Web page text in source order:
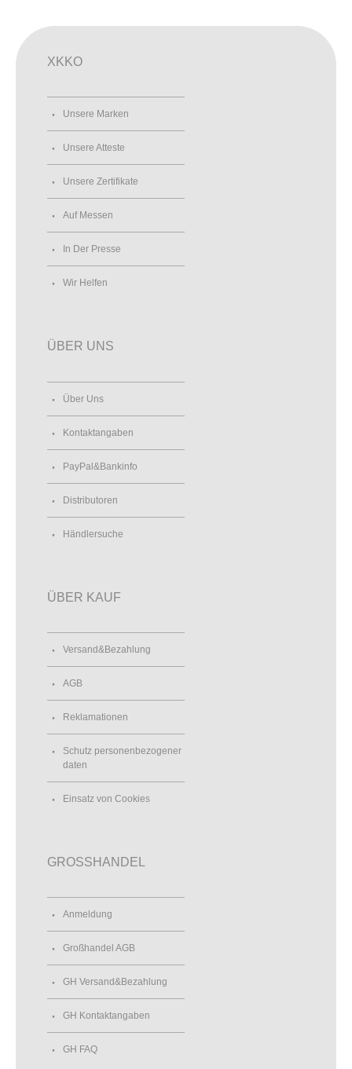
XKKO
Unsere Marken
Unsere Atteste
Unsere Zertifikate
Auf Messen
In Der Presse
Wir Helfen
ÜBER UNS
Über Uns
Kontaktangaben
PayPal&Bankinfo
Distributoren
Händlersuche
ÜBER KAUF
Versand&Bezahlung
AGB
Reklamationen
Schutz personenbezogener
daten
Einsatz von Cookies
GROSSHANDEL
Anmeldung
Großhandel AGB
GH Versand&Bezahlung
GH Kontaktangaben
GH FAQ